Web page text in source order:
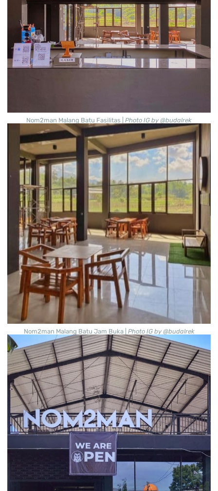
Nom2man Malang Batu Fasilitas | Photo IG by @budalrek
Nom2man Malang Batu Jam Buka | Photo IG by @budalrek